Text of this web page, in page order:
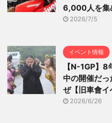
6,000人を集
2026/7/5
イベント情報
【N-1GP】
中の開催だ
ぜ【旧車會イ
2026/6/26